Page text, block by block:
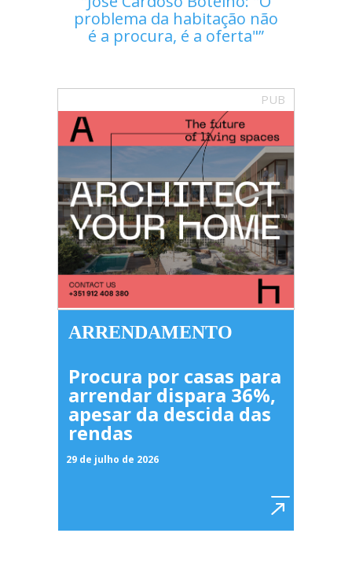
problema da habitação não
é a procura, é a oferta"
PUB
ARRENDAMENTO
Procura por casas para
arrendar dispara 36%,
apesar da descida das
rendas
29 de julho de 2026